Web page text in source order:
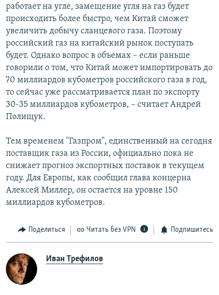
работает на угле, замещение угля на газ будет
происходить более быстро, чем Китай сможет
увеличить добычу сланцевого газа. Поэтому
российский газ на китайский рынок поступать
будет. Однако вопрос в объемах – если раньше
говорили о том, что Китай может импортировать до
70 миллиардов кубометров российского газа в год,
то сейчас уже рассматривается план по экспорту
30-35 миллиардов кубометров, – считает Андрей
Полищук.
Тем временем "Газпром", единственный на сегодня
поставщик газа из России, официально пока не
снижает прогноз экспортных поставок в текущем
году. Для Европы, как сообщил глава концерна
Алексей Миллер, он остается на уровне 150
миллиардов кубометров.
Поделиться Читать без VPN Подпишитесь
Иван Трефилов